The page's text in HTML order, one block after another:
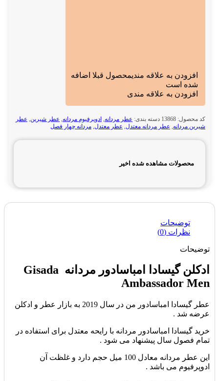
افزودن به علاقه مندیمحصول قبلا اضافه
شده است
افزودن به علاقه مندی
کد محصول: 13868 دسته بندی: عطر مردانه, ادوپرفیوم مردانه, عطر شیرین, عطر
شیرین مردانه, عطر مردانه معتدل, عطر معتدل, مردانه چهار فصل
محصولات مشاهده شده اخیر
توضیحات
نظرات (0)
توضیحات
ادکلن گیسادا امباسادور مردانه Gisada
Ambassador Men
عطر گیسادا امباسادور من در سال 2019 به بازار عطر و ادکلن
عرضه شد .
خرید گیسادا امباسادور مردانه با رایحه معتدل برای استفاده در
تمام فصول سال پیشنهاد می شود .
این عطر مردانه معادل 100 میل حجم دارد و غلظت آن
ادوپرفیوم می باشد .